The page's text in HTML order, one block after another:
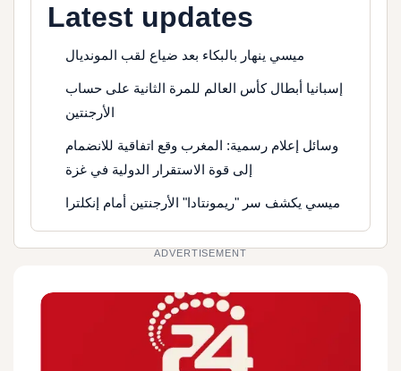
Latest updates
ميسي ينهار بالبكاء بعد ضياع لقب المونديال
إسبانيا أبطال كأس العالم للمرة الثانية على حساب
الأرجنتين
وسائل إعلام رسمية: المغرب وقع اتفاقية للانضمام
إلى قوة الاستقرار الدولية في غزة
ميسي يكشف سر "ريمونتادا" الأرجنتين أمام إنكلترا
ADVERTISEMENT